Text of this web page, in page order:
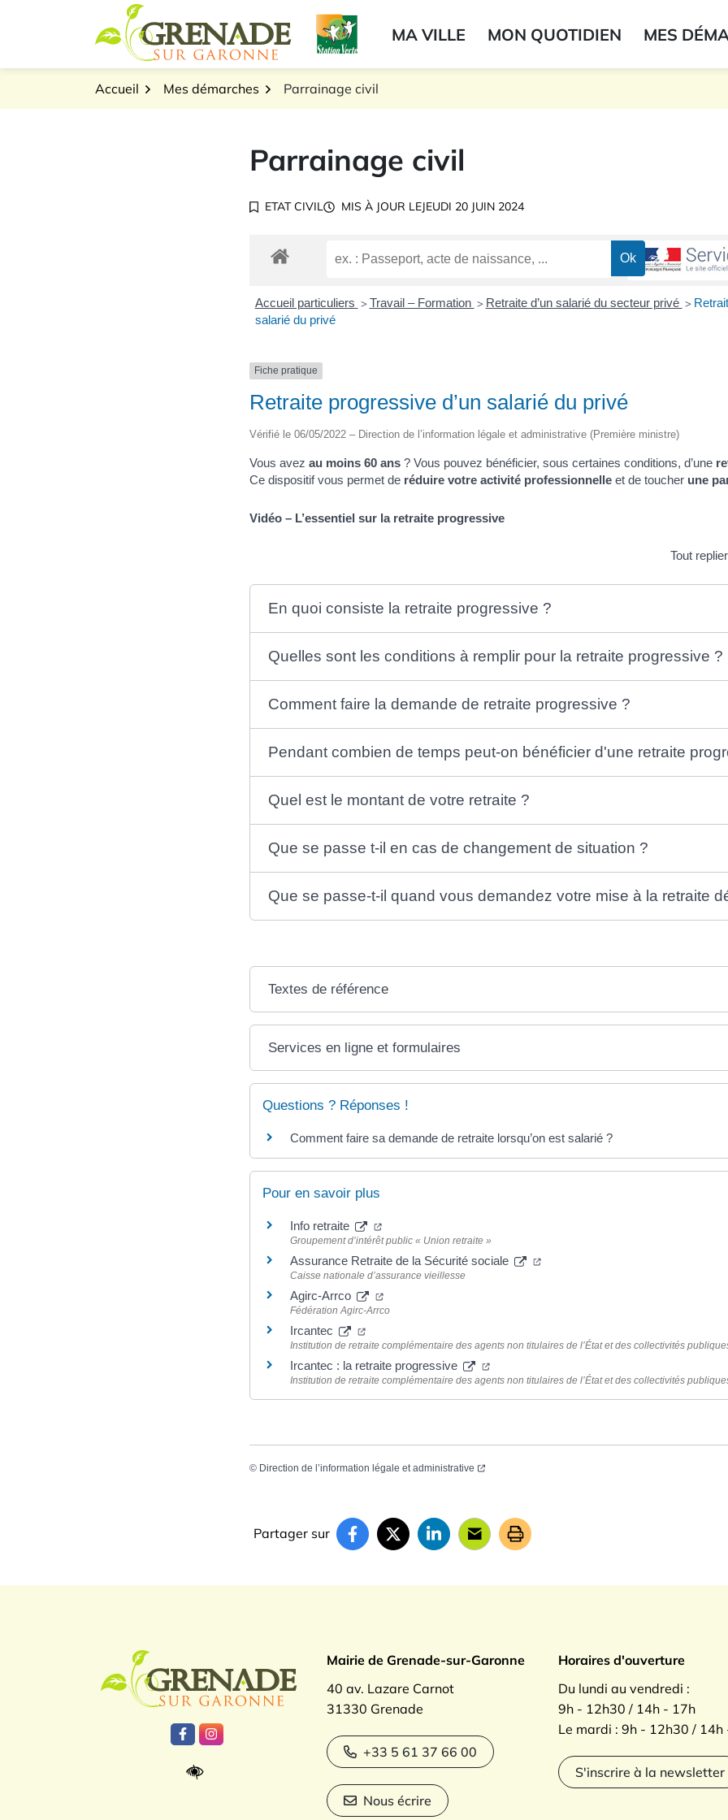
Logo Grenade sur GaronneMA VILLE MON QUOTIDIEN MES
Accueil Mes démarches Parrainage civil
Parrainage civil
ETAT CIVIL MIS À JOUR LEJEUDI 20 JUIN 2024
Accueil particuliers > Travail – Formation > Retraite d’un salarié du secteur privé >
salarié du privé
Fiche pratique
Retraite progressive d’un salarié du privé
Vérifié le 06/05/2022 – Direction de l’information légale et administrative (Première ministre)
Vous avez au moins 60 ans ? Vous pouvez bénéficier, sous certaines conditions, d’une
Ce dispositif vous permet de réduire votre activité professionnelle et de toucher une
Vidéo – L’essentiel sur la retraite progressive
Tout replier
En quoi consiste la retraite progressive ?
Quelles sont les conditions à remplir pour la retraite progressive ?
Comment faire la demande de retraite progressive ?
Pendant combien de temps peut-on bénéficier d'une retraite
Quel est le montant de votre retraite ?
Que se passe t-il en cas de changement de situation ?
Que se passe-t-il quand vous demandez votre mise à la retraite
Textes de référence
Services en ligne et formulaires
Questions ? Réponses !
Comment faire sa demande de retraite lorsqu’on est salarié ?
Pour en savoir plus
Info retraite
Groupement d’intérêt public « Union retraite »
Assurance Retraite de la Sécurité sociale
Caisse nationale d’assurance vieillesse
Agirc-Arrco
Fédération Agirc-Arrco
Ircantec
Institution de retraite complémentaire des agents non titulaires de l’État et des collectivités
Ircantec : la retraite progressive
Institution de retraite complémentaire des agents non titulaires de l’État et des collectivités
© Direction de l’information légale et administrative
Partager sur
Logo Grenade sur Garonne
Lien vers le compte Facebook
Lien vers le compte Instagram
Mairie de Grenade-sur-Garonne
40 av. Lazare Carnot
31330 Grenade
+33 5 61 37 66 00
Nous écrire
Horaires d'ouverture
Du lundi au vendredi :
9h - 12h30 / 14h - 17h
Le mardi : 9h - 12h30 / 14h
S'inscrire à la newsletter